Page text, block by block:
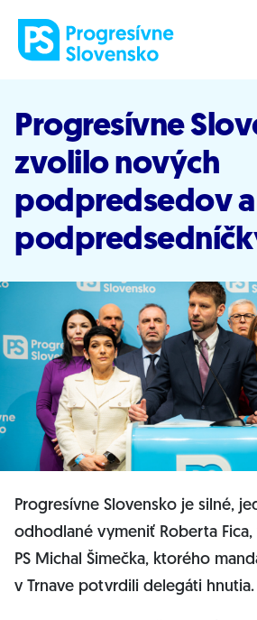
Progresívne
zvolilo nových
podpredsedov a
Progresívne Slovensko je silné,
odhodlané vymeniť Roberta
PS Michal Šimečka, ktorého
v Trnave potvrdili delegáti hnutia.